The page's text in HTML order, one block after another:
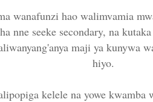
wanafunzi hao walimvamia
nne seeke secondary, na
maji ya kunywa
hiyo.
kelele na yowe kwamba